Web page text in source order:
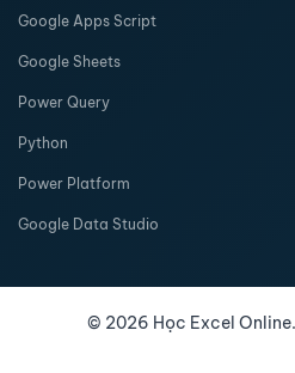
Google Apps Script
Google Sheets
Power Query
Python
Power Platform
Google Data Studio
© 2026 Học Excel